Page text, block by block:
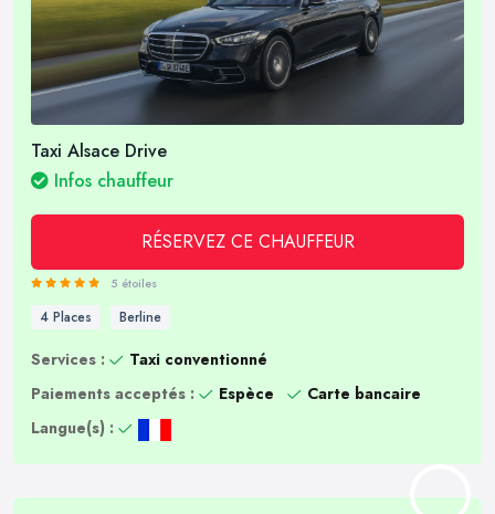
Taxi Alsace Drive
Infos chauffeur
RÉSERVEZ CE CHAUFFEUR
5 étoiles
4 Places Berline
Services :
Taxi conventionné
Paiements acceptés :
Espèce
Carte bancaire
Langue(s) :